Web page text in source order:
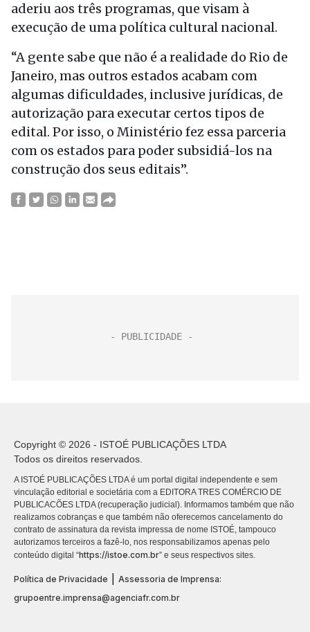
aderiu aos três programas, que visam à
execução de uma política cultural nacional.
“A gente sabe que não é a realidade do Rio de
Janeiro, mas outros estados acabam com
algumas dificuldades, inclusive jurídicas, de
autorização para executar certos tipos de
edital. Por isso, o Ministério fez essa parceria
com os estados para poder subsidiá-los na
construção dos seus editais”.
Copyright © 2026 - ISTOÉ PUBLICAÇÕES LTDA
Todos os direitos reservados.
A ISTOÉ PUBLICAÇÕES LTDA é um portal digital independente e sem
vinculação editorial e societária com a EDITORA TRES COMÉRCIO DE
PUBLICACÕES LTDA (recuperação judicial). Informamos também que não
realizamos cobranças e que também não oferecemos cancelamento do
contrato de assinatura da revista impressa de nome ISTOÉ, tampouco
autorizamos terceiros a fazê-lo, nos responsabilizamos apenas pelo
conteúdo digital “https://istoe.com.br” e seus respectivos sites.
Política de Privacidade
Assessoria de Imprensa:
grupoentre.imprensa@agenciafr.com.br